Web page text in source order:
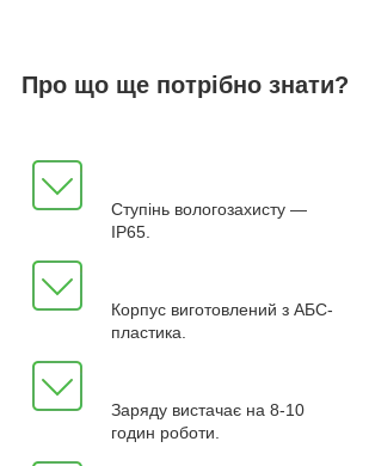
Про що ще потрібно знати?
Ступінь вологозахисту —
ІР65.
Корпус виготовлений з АБС-
пластика.
Заряду вистачає на 8-10
годин роботи.